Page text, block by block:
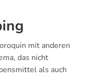
mit anderen
das nicht
als auch